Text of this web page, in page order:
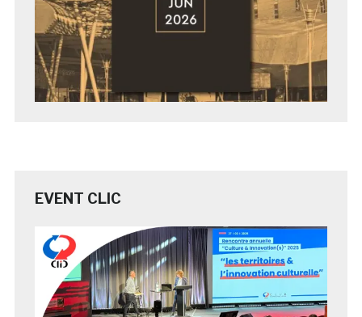
EVENT CLIC